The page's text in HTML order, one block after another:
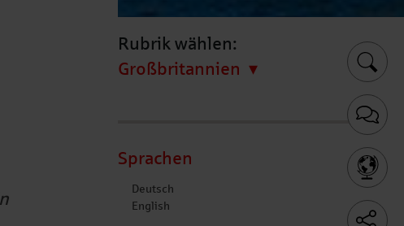
Rubrik wählen:
Großbritannien
Sprachen
Deutsch
English